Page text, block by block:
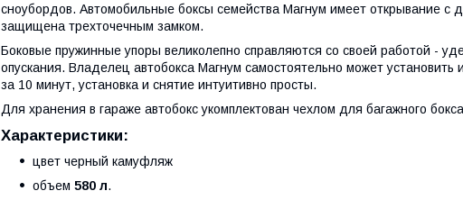
сноубордов. Автомобильные боксы семейства Магнум имеет открывание с
защищена трехточечным замком.
Боковые пружинные упоры великолепно справляются со своей работой -
опускания. Владелец автобокса Магнум самостоятельно может установить
за 10 минут, установка и снятие интуитивно просты.
Для хранения в гараже автобокс укомплектован чехлом для багажного
Характеристики:
цвет черный камуфляж
объем 580 л.